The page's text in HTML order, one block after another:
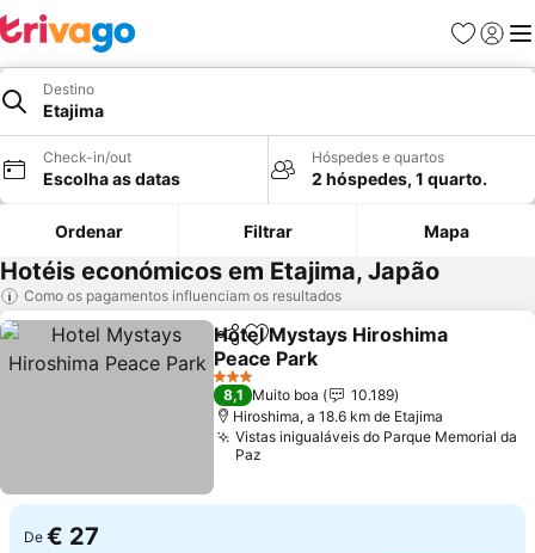
Favoritos
Iniciar
Destino
Etajima
Check-in/out
Escolha as datas
Hóspedes e quartos
2 hóspedes, 1 quarto.
Ordenar Filtrar Mapa
Hotéis económicos em Etajima, Japão
Como os pagamentos influenciam os resultados
PartilharAdicionar aos favoritos
Hotel Mystays Hiroshima
Peace Park
3 Estrelas
8,1 Muito boa
10.189
Hiroshima, a 18.6 km de Etajima
Vistas inigualáveis do Parque Memorial da
Paz
De € 27